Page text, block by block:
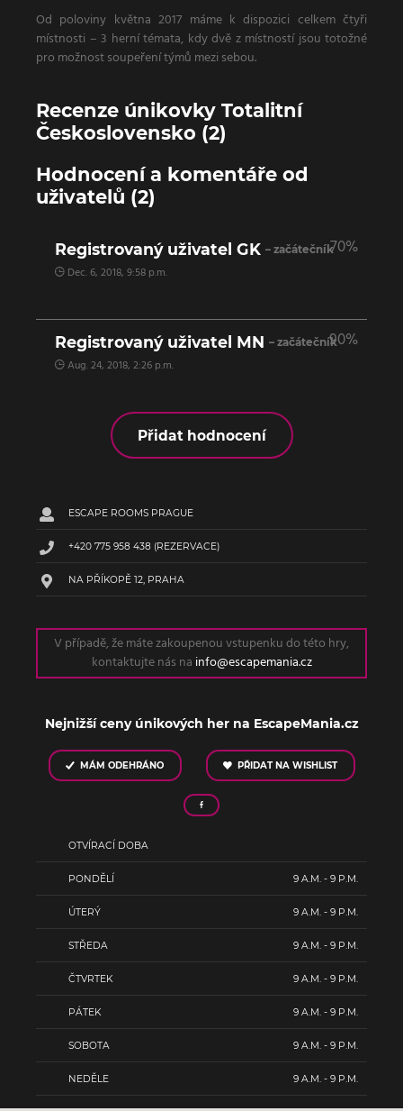
Od poloviny května 2017 máme k dispozici celkem čtyři
místnosti – 3 herní témata, kdy dvě z místností jsou totožné
pro možnost soupeření týmů mezi sebou.
Recenze únikovky Totalitní
Československo (2)
Hodnocení a komentáře od
uživatelů (2)
70%
Registrovaný uživatel GK – začátečník
Dec. 6, 2018, 9:58 p.m.
90%
Registrovaný uživatel MN – začátečník
Aug. 24, 2018, 2:26 p.m.
Přidat hodnocení
ESCAPE ROOMS PRAGUE
+420 775 958 438 (REZERVACE)
NA PŘÍKOPĚ 12, PRAHA
V případě, že máte zakoupenou vstupenku do této hry,
kontaktujte nás na info@escapemania.cz
Nejnižší ceny únikových her na EscapeMania.cz
MÁM ODEHRÁNO PŘIDAT NA WISHLIST
OTVÍRACÍ DOBA
PONDĚLÍ 9 A.M. - 9 P.M.
ÚTERÝ 9 A.M. - 9 P.M.
STŘEDA 9 A.M. - 9 P.M.
ČTVRTEK 9 A.M. - 9 P.M.
PÁTEK 9 A.M. - 9 P.M.
SOBOTA 9 A.M. - 9 P.M.
NEDĚLE 9 A.M. - 9 P.M.